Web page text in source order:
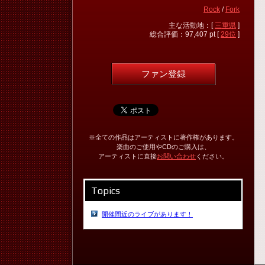
Rock / Fork
主な活動地：[三重県 ]
総合評価：97,407 pt [29位 ]
ファン登録
※全ての作品はアーティストに著作権があります。
楽曲のご使用やCDのご購入は、
アーティストに直接お問い合わせ ください。
Topics
開催間近のライブがあります！